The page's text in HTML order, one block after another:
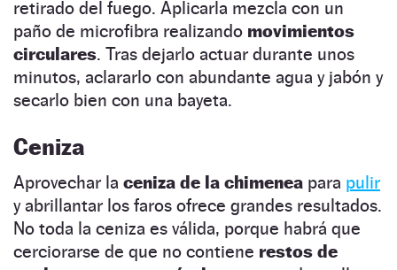
retirado del fuego. Aplicarla mezcla con un
paño de microfibra realizando movimientos
circulares. Tras dejarlo actuar durante unos
minutos, aclararlo con abundante agua y jabón y
secarlo bien con una bayeta.
Ceniza
Aprovechar la ceniza de la chimenea para pulir
y abrillantar los faros ofrece grandes resultados.
No toda la ceniza es válida, porque habrá que
cerciorarse de que no contiene restos de